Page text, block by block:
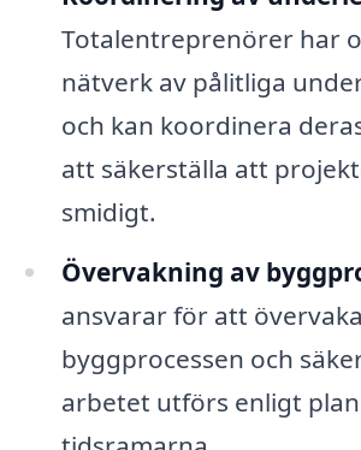
Totalentreprenörer har
nätverk av pålitliga
och kan koordinera
att säkerställa att
smidigt.
Övervakning av
ansvarar för att övervaka
byggprocessen och
arbetet utförs enligt